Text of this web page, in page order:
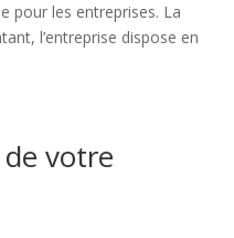
pour les entreprises. La
l’entreprise dispose en
votre